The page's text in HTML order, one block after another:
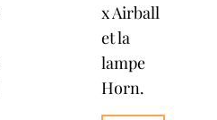
x Airball
et la
lampe
Horn.